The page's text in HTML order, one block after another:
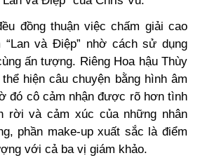
đồng thuận việc chấm giải cao
“Lan và Điệp” nhờ cách sử dụng
ấn tượng. Riêng Hoa hậu Thùy
hiện câu chuyện bằng hình âm
đó cô cảm nhận được rõ hơn tình
rời và cảm xúc của những nhân
phần make-up xuất sắc là điểm
với cả ba vị giám khảo.